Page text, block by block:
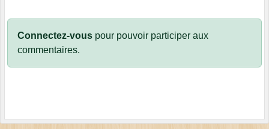
Connectez-vous pour pouvoir participer aux
commentaires.